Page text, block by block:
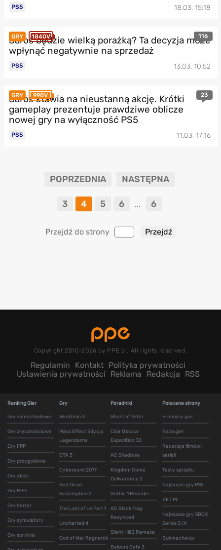
PS5 18.03, 15:18
GRY 1840V 116
Saros będzie wielką porażką? Ta decyzja może
wpłynąć negatywnie na sprzedaż
PS5 13.03, 10:52
GRY 990V 23
Saros stawia na nieustanną akcję. Krótki
gameplay prezentuje prawdziwe oblicze
nowej gry na wyłączność PS5
PS5 11.03, 17:16
POPRZEDNIA NASTĘPNA
3 4 5 6 ... 6
Przejdź do strony
Copyright 2010-2026 by PPE.pl. All rights reserved.
Regulamin Kontakt Polityka prywatności
Ustawienia prywatności
Reklama Redakcja RSS
Ranking Gier
Gry samochodowe
Gry zręcznościowe
Gry FPP
Gry przygodowe
Gry akcji
Gry RPG
Gry horror
Gry symulatory
Gry survival
Gry
Wiedźmin 3
Mass Effect Edycja
Legendarna
GTA 5
Cyberpunk 2077
Red Dead
Redemption 2
The Last of Us Part 1
Uncharted 4
God of War Ragnarok
Poradniki
Ghost of Yotei
Clair Obscur
Expedition 33
AC Shadows
Kingdom Come
Deliverance 2
Gothic 1 Remake
AC Black Flag
Resynced
Silent Hill 2 Remake
Baldurs Gate 3
Polecane strony
Premiery gier
Baza gier
Recenzje filmów i
seriali
Testy sprzętu
Najlepsze gry PS5
BET.PL
Najlepsze gry XBOX
Series S i X
Bukmacherzy